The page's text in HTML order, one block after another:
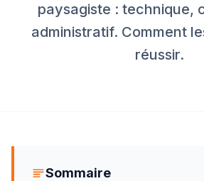
paysagiste : technique,
administratif. Comment
réussir.
Sommaire